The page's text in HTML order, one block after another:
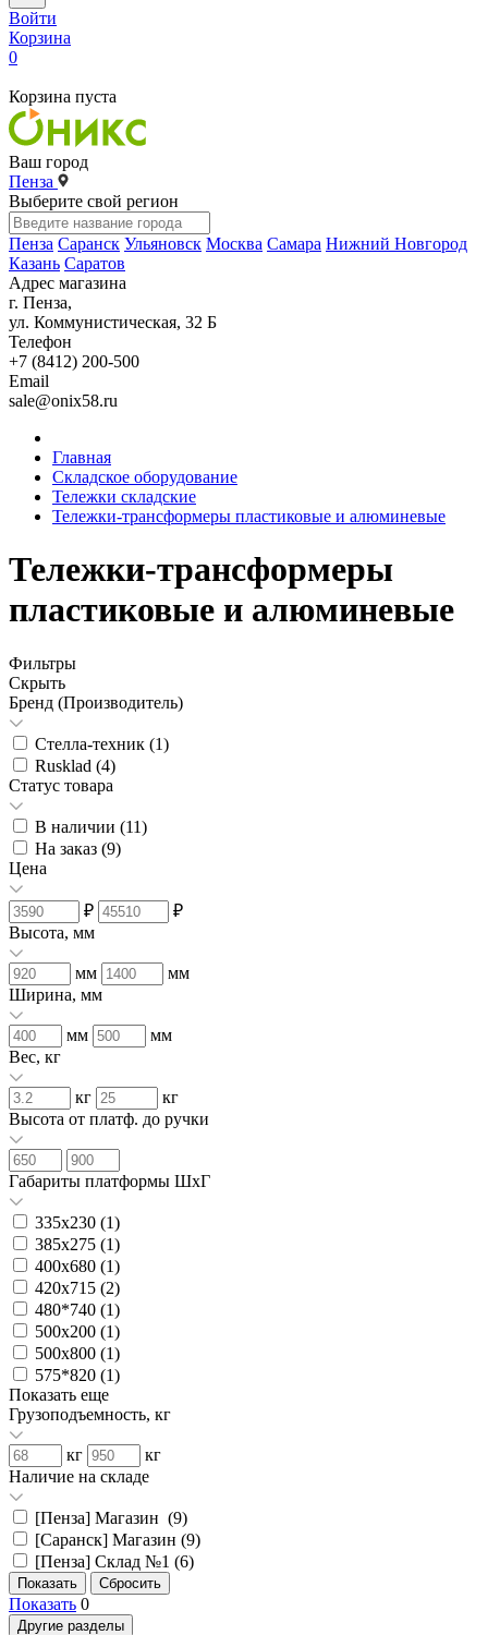
Войти
Корзина
0
Корзина пуста
Ваш город
Пенза
Выберите свой регион
Пенза Саранск Ульяновск Москва Самара Нижний Новгород
Казань Саратов
Адрес магазина
г. Пенза,
ул. Коммунистическая, 32 Б
Телефон
+7 (8412) 200-500
Email
sale@onix58.ru
Главная
Складское оборудование
Тележки складские
Тележки-трансформеры пластиковые и алюминевые
Тележки-трансформеры
пластиковые и алюминевые
Фильтры
Скрыть
Бренд (Производитель)
Стелла-техник (1)
Rusklad (4)
Статус товара
В наличии (11)
На заказ (9)
Цена
₽
₽
Высота, мм
мм
мм
Ширина, мм
мм
мм
Вес, кг
кг
кг
Высота от платф. до ручки
Габариты платформы ШxГ
335х230 (1)
385х275 (1)
400х680 (1)
420х715 (2)
480*740 (1)
500х200 (1)
500х800 (1)
575*820 (1)
Показать еще
Грузоподъемность, кг
кг
кг
Наличие на складе
[Пенза] Магазин (9)
[Саранск] Магазин (9)
[Пенза] Склад №1 (6)
Показать 0
Другие разделы